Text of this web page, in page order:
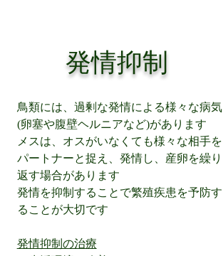
​発情抑制
鳥類には、過剰な発情による様々な病気
(卵塞や腹壁ヘルニアなど)があります
メスは、オスがいなくても様々な相手を
パートナーと捉え、発情し、産卵を繰り
返す場合があります
発情を抑制することで繁殖疾患を予防す
ることが大切です
発情抑制の治療